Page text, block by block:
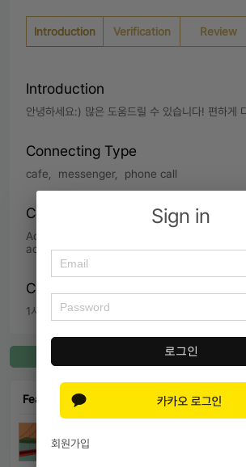
Sign in
로그인
회원가입
Introduction Verification Review
Introduction
안녕하세요:) 많은 도움드릴 수 있습니다! 편하게
Connecting Type
cafe,  messenger,  phone call
Contents of Service
Admissions Advice,  Application Strategy
admissions materials
Connecting Time
1시간
Register for Connect
Featured Connect
Northwestern University